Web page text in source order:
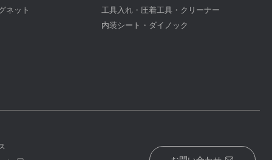
ネット
工具入れ・圧着工具・クリーナー
内装シート・ダイノック